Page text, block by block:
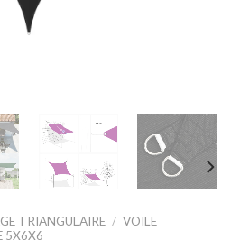
TRIANGULAIRE / VOILE
5X6X6